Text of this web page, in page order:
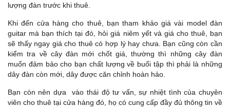
lượng đàn trước khi thuê.
Khi đến cửa hàng cho thuê, bạn tham khảo giá vài model đàn
guitar mà bạn thích tại đó, hỏi giá niêm yết và giá cho thuê, bạn
sẽ thấy ngay giá cho thuê có hợp lý hay chưa. Bạn cũng còn cần
kiểm tra về cây đàn mới chốt giá, thường thì những cây đàn
muốn đảm bảo cho bạn chất lượng về buổi tập thì phải là những
dây đàn còn mới, dây được căn chỉnh hoàn hảo.
Bạn còn nên dựa vào thái độ tư vấn, sự nhiệt tình của chuyên
viên cho thuê tại cửa hàng đó, họ có cung cấp đầy đủ thông tin về